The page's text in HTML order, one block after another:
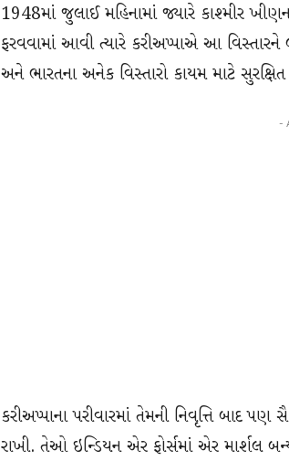
1948માં જુલાઈ મહિનામાં જ્યારે કાશ્મીર
ફરવવામાં આવી ત્યારે કરીઅપ્પાએ આ
અને ભારતના અનેક વિસ્તારો કાયમ માટે સુરક્ષિત
-
કરીઅપ્પાના પરીવારમાં તેમની નિવૃત્તિ બાદ
રાખી. તેઓ ઇન્ડિયન એર ફોર્સમાં એર માર્શલ